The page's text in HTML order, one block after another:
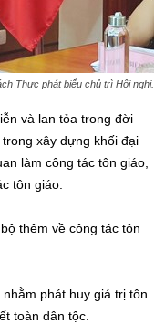
Thực phát biểu chủ trì Hội nghị.
và lan tỏa trong đời
xây dựng khối đại
làm công tác tôn giáo,
tôn giáo.
thêm về công tác tôn
phát huy giá trị tôn
toàn dân tộc.